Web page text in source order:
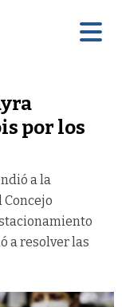
por los
a la
a resolver las